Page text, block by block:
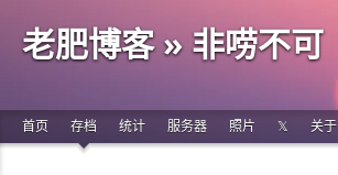
老肥博客 » 非唠不可
首页 存档 统计 服务器 照片 𝕏 关于